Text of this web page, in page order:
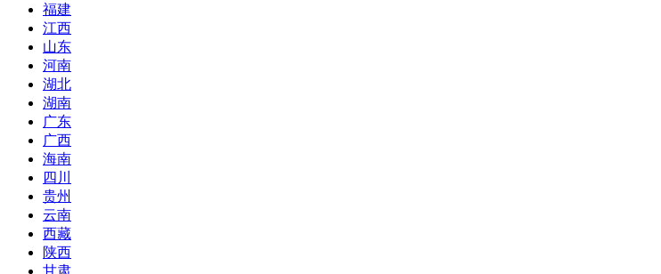
福建
江西
山东
河南
湖北
湖南
广东
广西
海南
四川
贵州
云南
西藏
陕西
甘肃